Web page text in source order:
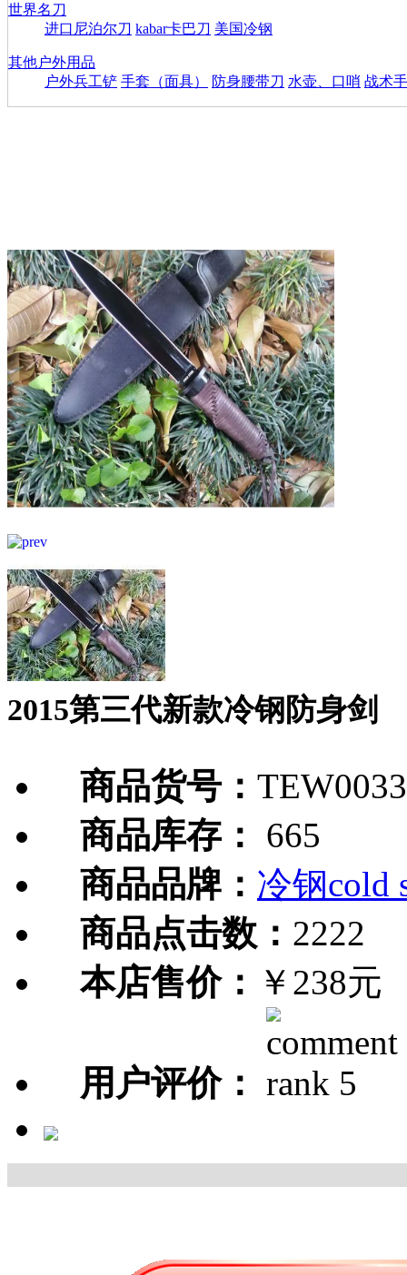
世界名刀
进口尼泊尔刀 kabar卡巴刀 美国冷钢
其他户外用品
户外兵工铲 手套（面具） 防身腰带刀 水壶、口哨 战术
2015第三代新款冷钢防身剑
商品货号：
商品库存：
665
商品品牌： 冷钢cold
商品点击数： 2222
本店售价： ￥238元
用户评价：